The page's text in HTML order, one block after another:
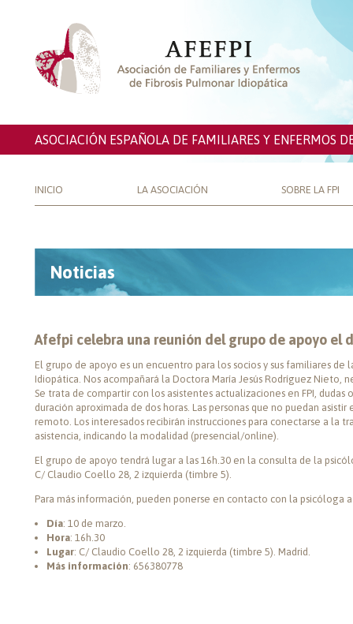
ASOCIACIÓN ESPAÑOLA DE FAMILIARES Y ENFERMOS
INICIO LA ASOCIACIÓN SOBRE LA FPI
Noticias
Afefpi celebra una reunión del grupo de apoyo el
El grupo de apoyo es un encuentro para los socios y sus familiares de
Idiopática. Nos acompañará la Doctora María Jesús Rodríguez Nieto,
Se trata de compartir con los asistentes actualizaciones en FPI, dudas
duración aproximada de dos horas. Las personas que no puedan
remoto. Los interesados recibirán instrucciones para conectarse a la
asistencia, indicando la modalidad (presencial/online).
El grupo de apoyo tendrá lugar a las 16h.30 en la consulta de la
C/ Claudio Coello 28, 2 izquierda (timbre 5).
Para más información, pueden ponerse en contacto con la psicóloga
Día: 10 de marzo.
Hora: 16h.30
Lugar: C/ Claudio Coello 28, 2 izquierda (timbre 5). Madrid.
Más información: 656380778